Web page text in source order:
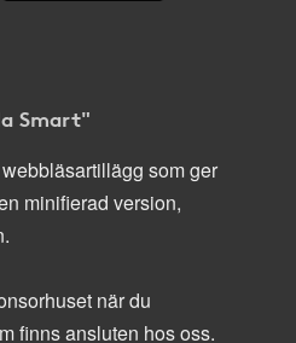
Smart"
som ger
minifierad version,
när du
finns ansluten hos oss.